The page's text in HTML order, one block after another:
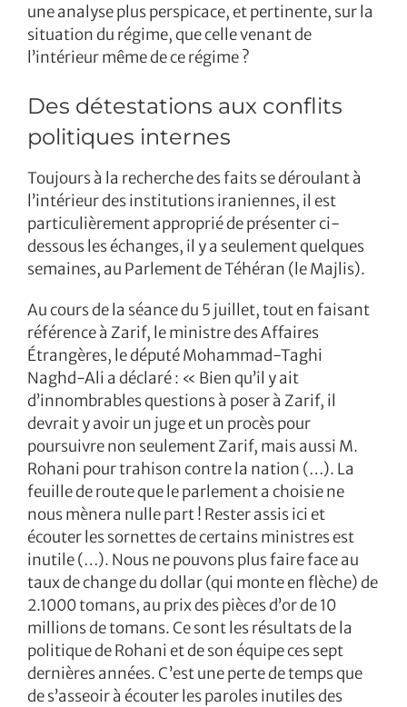
une analyse plus perspicace, et pertinente, sur la
situation du régime, que celle venant de
l’intérieur même de ce régime ?
Des détestations aux conflits
politiques internes
Toujours à la recherche des faits se déroulant à
l’intérieur des institutions iraniennes, il est
particulièrement approprié de présenter ci-
dessous les échanges, il y a seulement quelques
semaines, au Parlement de Téhéran (le Majlis).
Au cours de la séance du 5 juillet, tout en faisant
référence à Zarif, le ministre des Affaires
Étrangères, le député Mohammad-Taghi
Naghd-Ali a déclaré : « Bien qu’il y ait
d’innombrables questions à poser à Zarif, il
devrait y avoir un juge et un procès pour
poursuivre non seulement Zarif, mais aussi M.
Rohani pour trahison contre la nation (…). La
feuille de route que le parlement a choisie ne
nous mènera nulle part ! Rester assis ici et
écouter les sornettes de certains ministres est
inutile (…). Nous ne pouvons plus faire face au
taux de change du dollar (qui monte en flèche) de
2.1000 tomans, au prix des pièces d’or de 10
millions de tomans. Ce sont les résultats de la
politique de Rohani et de son équipe ces sept
dernières années. C’est une perte de temps que
de s’asseoir à écouter les paroles inutiles des